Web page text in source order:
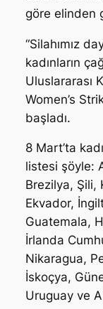
göre elinden
“Silahımız
kadınların
Uluslararası
Women’s
başladı.
8 Mart’ta
listesi şöyle:
Brezilya, Şili,
Ekvador,
Guatemala,
İrlanda
Nikaragua,
İskoçya,
Uruguay ve